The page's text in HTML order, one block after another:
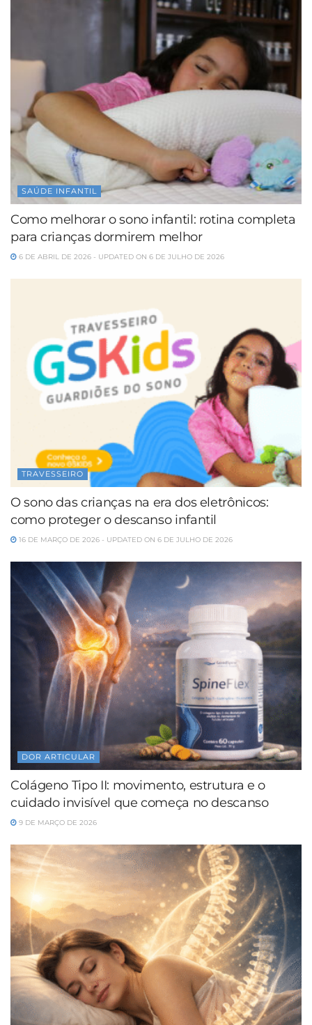
SAÚDE INFANTIL
Como melhorar o sono infantil: rotina completa
para crianças dormirem melhor
6 DE ABRIL DE 2026 - UPDATED ON 6 DE JULHO DE 2026
TRAVESSEIRO
O sono das crianças na era dos eletrônicos:
como proteger o descanso infantil
16 DE MARÇO DE 2026 - UPDATED ON 6 DE JULHO DE 2026
DOR ARTICULAR
Colágeno Tipo II: movimento, estrutura e o
cuidado invisível que começa no descanso
9 DE MARÇO DE 2026